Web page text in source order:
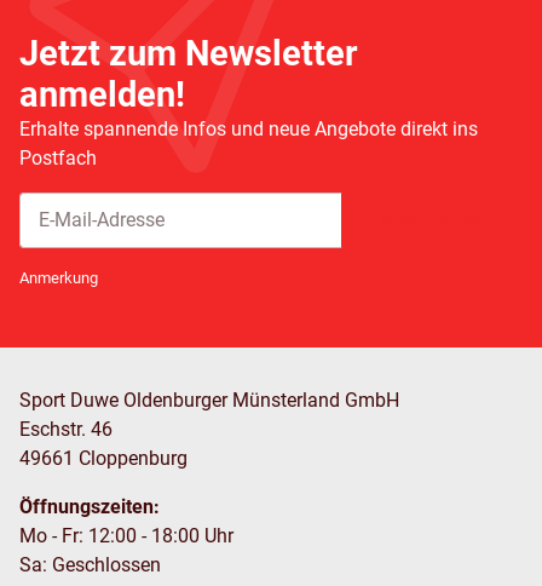
Jetzt zum Newsletter
anmelden!
Erhalte spannende Infos und neue Angebote direkt ins
Postfach
Anmerkung
Sport Duwe Oldenburger Münsterland GmbH
Eschstr. 46
49661 Cloppenburg
Öffnungszeiten:
Mo - Fr: 12:00 - 18:00 Uhr
Sa: Geschlossen